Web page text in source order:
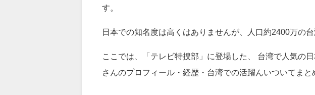
す。
日本での知名度は高くはありませんが、人口約2400万の
ここでは、「テレビ特捜部」に登場した、 台湾で人気の
さんのプロフィール・経歴・台湾での活躍んいついてまと